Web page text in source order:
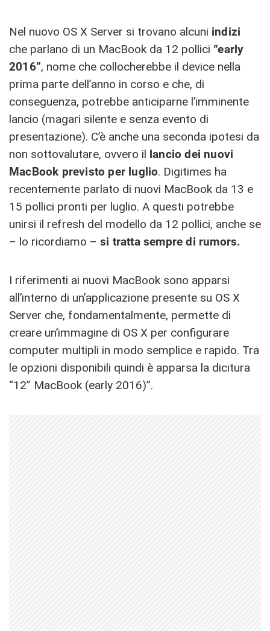
Nel nuovo OS X Server si trovano alcuni indizi
che parlano di un MacBook da 12 pollici “early
2016”, nome che collocherebbe il device nella
prima parte dell’anno in corso e che, di
conseguenza, potrebbe anticiparne l’imminente
lancio (magari silente e senza evento di
presentazione). C’è anche una seconda ipotesi da
non sottovalutare, ovvero il lancio dei nuovi
MacBook previsto per luglio. Digitimes ha
recentemente parlato di nuovi MacBook da 13 e
15 pollici pronti per luglio. A questi potrebbe
unirsi il refresh del modello da 12 pollici, anche se
– lo ricordiamo – si tratta sempre di rumors.
I riferimenti ai nuovi MacBook sono apparsi
all’interno di un’applicazione presente su OS X
Server che, fondamentalmente, permette di
creare un’immagine di OS X per configurare
computer multipli in modo semplice e rapido. Tra
le opzioni disponibili quindi è apparsa la dicitura
“12” MacBook (early 2016)”.